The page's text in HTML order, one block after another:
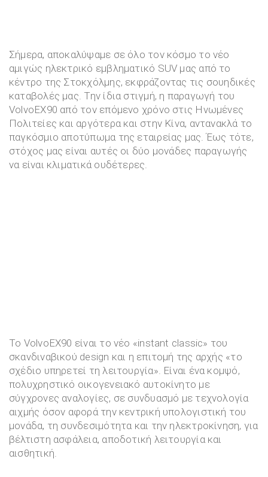
Σήμερα, αποκαλύψαμε σε όλο τον κόσμο το νέο
αμιγώς ηλεκτρικό εμβληματικό SUV μας από το
κέντρο της Στοκχόλμης, εκφράζοντας τις σουηδικές
καταβολές μας. Την ίδια στιγμή, η παραγωγή του
VolvoEX90 από τον επόμενο χρόνο στις Ηνωμένες
Πολιτείες και αργότερα και στην Κίνα, αντανακλά το
παγκόσμιο αποτύπωμα της εταιρείας μας. Έως τότε,
στόχος μας είναι αυτές οι δύο μονάδες παραγωγής
να είναι κλιματικά ουδέτερες.
Το VolvoEX90 είναι το νέο «instant classic» του
σκανδιναβικού design και η επιτομή της αρχής «το
σχέδιο υπηρετεί τη λειτουργία». Είναι ένα κομψό,
πολυχρηστικό οικογενειακό αυτοκίνητο με
σύγχρονες αναλογίες, σε συνδυασμό με τεχνολογία
αιχμής όσον αφορά την κεντρική υπολογιστική του
μονάδα, τη συνδεσιμότητα και την ηλεκτροκίνηση, για
βέλτιστη ασφάλεια, αποδοτική λειτουργία και
αισθητική.